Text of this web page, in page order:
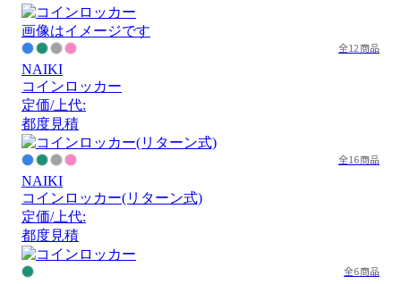
画像はイメージです
全12商品
NAIKI
コインロッカー
定価/上代:
都度見積
全16商品
NAIKI
コインロッカー(リターン式)
定価/上代:
都度見積
全6商品